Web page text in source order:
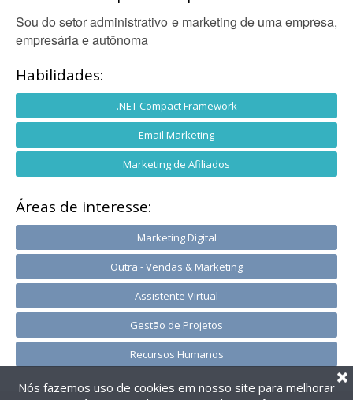
Sou do setor administrativo e marketing de uma empresa,
empresária e autônoma
Habilidades:
.NET Compact Framework
Email Marketing
Marketing de Afiliados
Áreas de interesse:
Marketing Digital
Outra - Vendas & Marketing
Assistente Virtual
Gestão de Projetos
Recursos Humanos
Nós fazemos uso de cookies em nosso site para melhorar